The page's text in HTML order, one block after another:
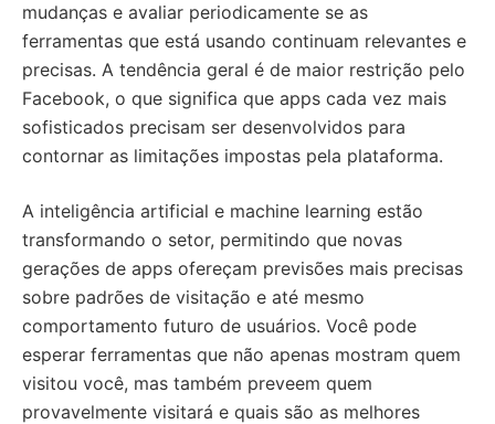
mudanças e avaliar periodicamente se as
ferramentas que está usando continuam relevantes e
precisas. A tendência geral é de maior restrição pelo
Facebook, o que significa que apps cada vez mais
sofisticados precisam ser desenvolvidos para
contornar as limitações impostas pela plataforma.
A inteligência artificial e machine learning estão
transformando o setor, permitindo que novas
gerações de apps ofereçam previsões mais precisas
sobre padrões de visitação e até mesmo
comportamento futuro de usuários. Você pode
esperar ferramentas que não apenas mostram quem
visitou você, mas também preveem quem
provavelmente visitará e quais são as melhores